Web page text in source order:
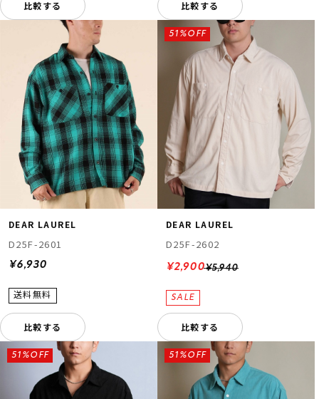
比較する 比較する
DEAR LAUREL
D25F-2601
¥6,930
比較する
DEAR LAUREL
D25F-2602
¥5,940
51%OFF
¥2,900
比較する
51%OFF 51%OFF